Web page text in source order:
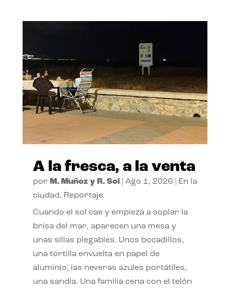
A la fresca, a la venta
por M. Muñoz y R. Sol| Ago 1, 2026
En la
ciudad, Reportaje
Cuando el sol cae y empieza a soplar la
brisa del mar, aparecen una mesa y
unas sillas plegables. Unos bocadillos,
una tortilla envuelta en papel de
aluminio, las neveras azules portátiles,
una sandía. Una familia cena con el telón